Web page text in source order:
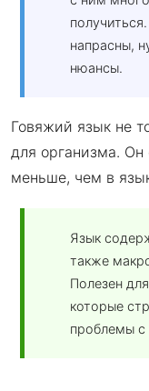
напрасны,
нюансы.
Говяжий язык не
для организма.
меньше, чем в
Язык
также
Полезен
которые
проблемы с